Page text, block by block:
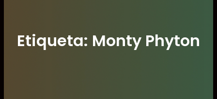
Etiqueta: Monty Phyton